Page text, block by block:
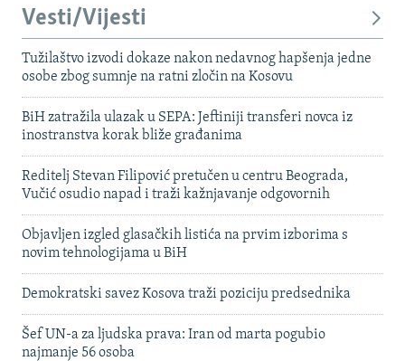
Vesti/Vijesti
Tužilaštvo izvodi dokaze nakon nedavnog hapšenja jedne
osobe zbog sumnje na ratni zločin na Kosovu
BiH zatražila ulazak u SEPA: Jeftiniji transferi novca iz
inostranstva korak bliže građanima
Reditelj Stevan Filipović pretučen u centru Beograda,
Vučić osudio napad i traži kažnjavanje odgovornih
Objavljen izgled glasačkih listića na prvim izborima s
novim tehnologijama u BiH
Demokratski savez Kosova traži poziciju predsednika
Šef UN-a za ljudska prava: Iran od marta pogubio
najmanje 56 osoba